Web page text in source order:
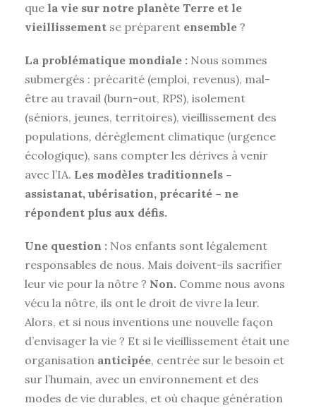
que la vie sur notre planète Terre et le
vieillissement se préparent ensemble ?
La problématique mondiale : Nous sommes
submergés : précarité (emploi, revenus), mal-
être au travail (burn-out, RPS), isolement
(séniors, jeunes, territoires), vieillissement des
populations, dérèglement climatique (urgence
écologique), sans compter les dérives à venir
avec l’IA. Les modèles traditionnels –
assistanat, ubérisation, précarité – ne
répondent plus aux défis.
Une question : Nos enfants sont légalement
responsables de nous. Mais doivent-ils sacrifier
leur vie pour la nôtre ? Non. Comme nous avons
vécu la nôtre, ils ont le droit de vivre la leur.
Alors, et si nous inventions une nouvelle façon
d’envisager la vie ? Et si le vieillissement était une
organisation anticipée, centrée sur le besoin et
sur l’humain, avec un environnement et des
modes de vie durables, et où chaque génération